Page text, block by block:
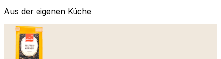
Aus der eigenen Küche